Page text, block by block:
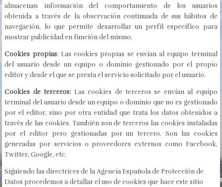
almacenan información del comportamiento de los usuarios
obtenida a través de la observación continuada de sus hábitos de
navegación, lo que permite desarrollar un perfil específico para
mostrar publicidad en función del mismo.
Cookies propias: Las cookies propias se envían al equipo terminal
del usuario desde un equipo o dominio gestionado por el propio
editor y desde el que se presta el servicio solicitado por el usuario.
Cookies de terceros: Las cookies de terceros se envían al equipo
terminal del usuario desde un equipo o dominio que no es gestionado
por el editor, sino por otra entidad que trata los datos obtenidos a
través de las cookies. También son de terceros las cookies instaladas
por el editor pero gestionadas por un tercero. Son las cookies
generadas por servicios o proveedores externos como Facebook,
Twitter, Google, etc.
Siguiendo las directrices de la Agencia Española de Protección de
Datos procedemos a detallar el uso de cookies que hace este sitio